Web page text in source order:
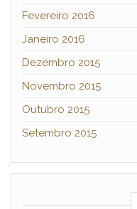
Fevereiro 2016
Janeiro 2016
Dezembro 2015
Novembro 2015
Outubro 2015
Setembro 2015